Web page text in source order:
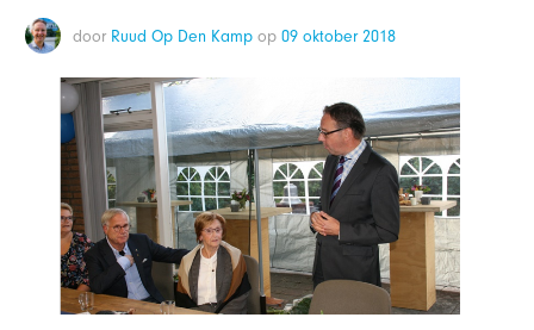
door Ruud Op Den Kamp op 09 oktober 2018